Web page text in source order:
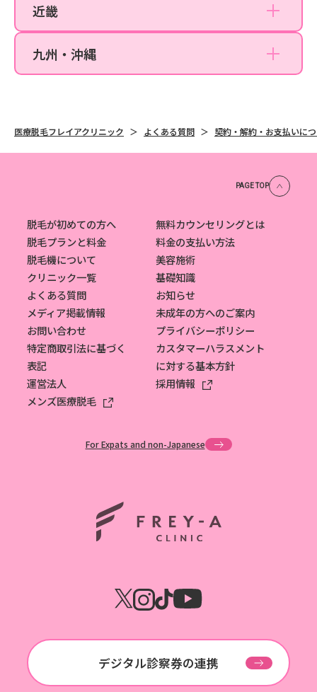
近畿
京都院
九州・沖縄
福岡天神院
沖縄那覇院
医療脱毛フレイアクリニック よくある質問 契約・解約・お支払いに
PAGE TOP
脱毛が初めての方へ
無料カウンセリングとは
脱毛プランと料金
料金の支払い方法
脱毛機について
美容施術
クリニック一覧
基礎知識
よくある質問
お知らせ
メディア掲載情報
未成年の方へのご案内
お問い合わせ
プライバシーポリシー
特定商取引法に基づく
表記
カスタマーハラスメント
に対する基本方針
運営法人
採用情報
メンズ医療脱毛
For Expats and non-Japanese
デジタル診察券の連携